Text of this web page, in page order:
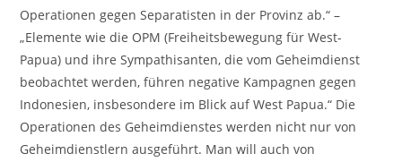
Operationen gegen Separatisten in der Provinz ab.“ –
„Elemente wie die OPM (Freiheitsbewegung für West-
Papua) und ihre Sympathisanten, die vom Geheimdienst
beobachtet werden, führen negative Kampagnen gegen
Indonesien, insbesondere im Blick auf West Papua.“ Die
Operationen des Geheimdienstes werden nicht nur von
Geheimdienstlern ausgeführt. Man will auch von